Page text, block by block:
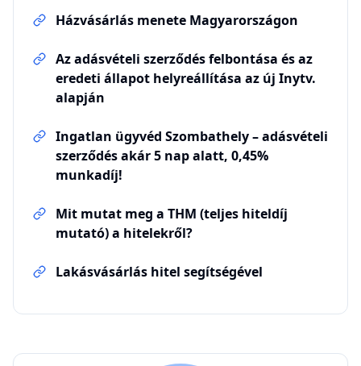
Házvásárlás menete Magyarországon
Az adásvételi szerződés felbontása és az
eredeti állapot helyreállítása az új Inytv.
alapján
Ingatlan ügyvéd Szombathely – adásvételi
szerződés akár 5 nap alatt, 0,45%
munkadíj!
Mit mutat meg a THM (teljes hiteldíj
mutató) a hitelekről?
Lakásvásárlás hitel segítségével